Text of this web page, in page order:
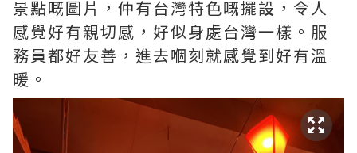
景點嘅圖片，仲有台灣特色嘅擺設，令人
感覺好有親切感，好似身處台灣一樣。服
務員都好友善，進去嗰刻就感覺到好有溫
暖。